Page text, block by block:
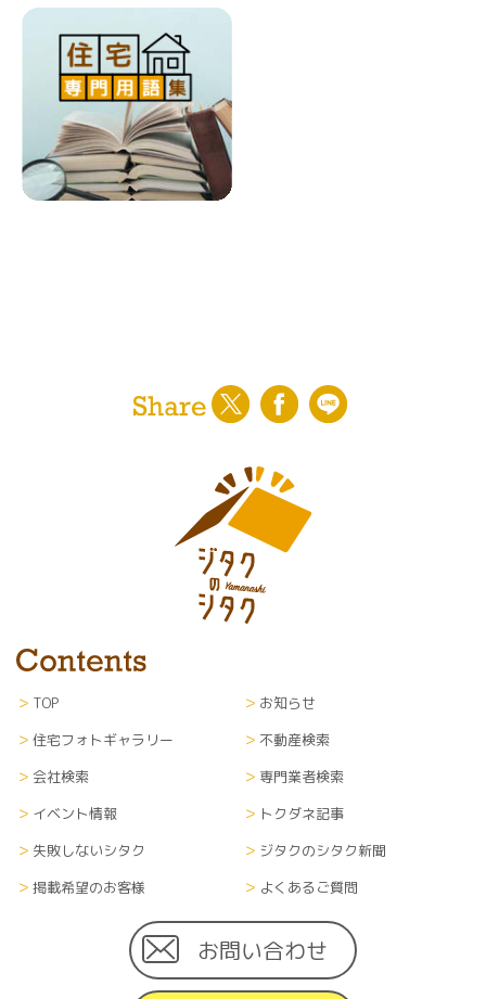
TOP
お知らせ
住宅フォトギャラリー
不動産検索
会社検索
専門業者検索
イベント情報
トクダネ記事
失敗しないシタク
ジタクのシタク新聞
掲載希望のお客様
よくあるご質問
お問い合わせ